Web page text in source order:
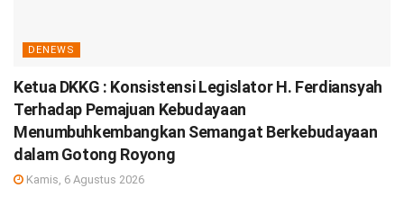
DENEWS
Ketua DKKG : Konsistensi Legislator H. Ferdiansyah
Terhadap Pemajuan Kebudayaan
Menumbuhkembangkan Semangat Berkebudayaan
dalam Gotong Royong
Kamis, 6 Agustus 2026